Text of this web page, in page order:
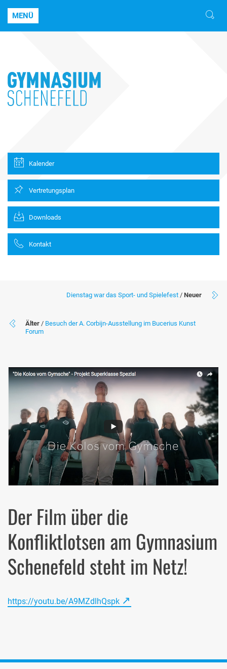
MENÜ
Kalender
Vertretungsplan
Downloads
Kontakt
Dienstag war das Sport- und Spielefest / Neuer
Älter / Besuch der A. Corbijn-Ausstellung im Bucerius Kunst
Forum
Der Film über die
Konfliktlotsen am Gymnasium
Schenefeld steht im Netz!
https://youtu.be/A9MZdlhQspk